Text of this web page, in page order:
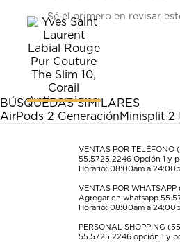
para
calificar
el
artículo
con
1
estrella
Esta
acción
formulario
envío.
para
calificar
el
artículo
con
2
estrellas.
Esta
acción
el
formulario
envío.
para
el
estrellas.
Esta
acción
el
formulario
envío.
para
estrellas.
Esta
acción
el
formulario
envío.
para
Esta
el
envío.
Sé el primero en revisar
BÚSQUEDAS SIMILARES
AirPods 2 GeneraciónMinisplit 2
VENTAS POR TELÉFONO
55.5725.2246 Opción 1 y
Horario: 08:00am a
VENTAS POR
Agregar en whatsapp
Horario: 08:00am a
PERSONAL SHOPPING
55.5725.2246 opción 1 y